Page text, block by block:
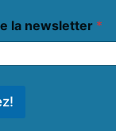
la newsletter *